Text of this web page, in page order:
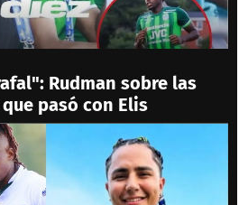
Rudman sobre las
pasó con Elis